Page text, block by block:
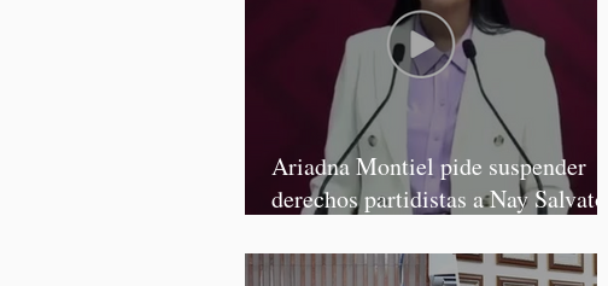
Ariadna Montiel pide suspender
derechos partidistas a Nay Salvatori